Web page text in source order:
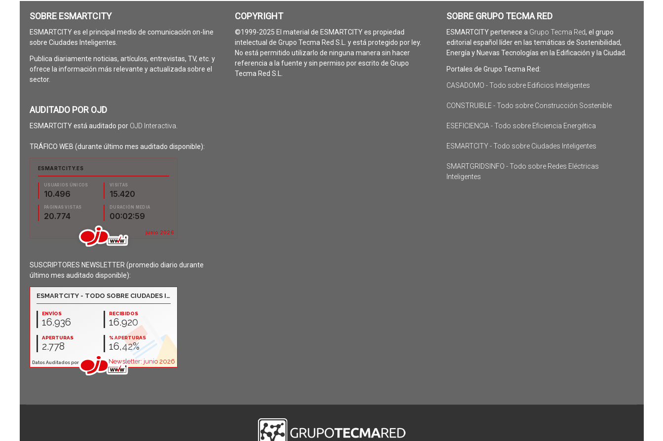
SOBRE ESMARTCITY
ESMARTCITY es el principal medio de comunicación on-line
sobre Ciudades Inteligentes.
Publica diariamente noticias, artículos, entrevistas, TV, etc. y
ofrece la información más relevante y actualizada sobre el
sector.
AUDITADO POR OJD
ESMARTCITY está auditado por OJD Interactiva
TRÁFICO WEB (durante último mes auditado disponible):
SUSCRIPTORES NEWSLETTER (promedio diario durante
último mes auditado disponible):
COPYRIGHT
©1999-2025 El material de ESMARTCITY es propiedad
intelectual de Grupo Tecma Red S.L. y está protegido por ley.
No está permitido utilizarlo de ninguna manera sin hacer
referencia a la fuente y sin permiso por escrito de Grupo
Tecma Red S.L.
SOBRE GRUPO TECMA RED
ESMARTCITY pertenece a Grupo Tecma Red, el grupo
editorial español líder en las temáticas de Sostenibilidad,
Energía y Nuevas Tecnologías en la Edificación y la Ciudad.
Portales de Grupo Tecma Red:
CASADOMO - Todo sobre Edificios Inteligentes
CONSTRUIBLE - Todo sobre Construcción Sostenible
ESEFICIENCIA - Todo sobre Eficiencia Energética
ESMARTCITY - Todo sobre Ciudades Inteligentes
SMARTGRIDSINFO - Todo sobre Redes Eléctricas
Inteligentes